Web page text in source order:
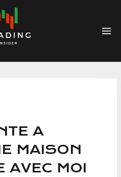
A
MAISON
AVEC MOI